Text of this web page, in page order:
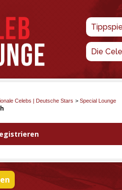
Die
Celebs | Deutsche Stars > Special Lounge